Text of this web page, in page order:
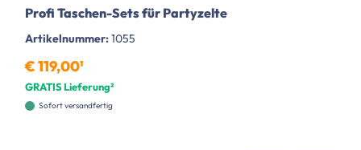
Profi Taschen-Sets für Partyzelte
Artikelnummer:1055
€ 119,00¹
GRATIS Lieferung²
Sofort versandfertig